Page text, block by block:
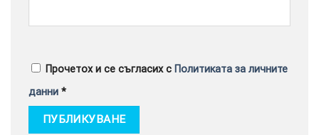
Прочетох и се съгласих с Политиката за личните
данни *